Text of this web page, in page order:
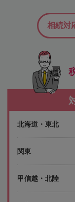
相続対
北海道・東北
関東
甲信越・北陸